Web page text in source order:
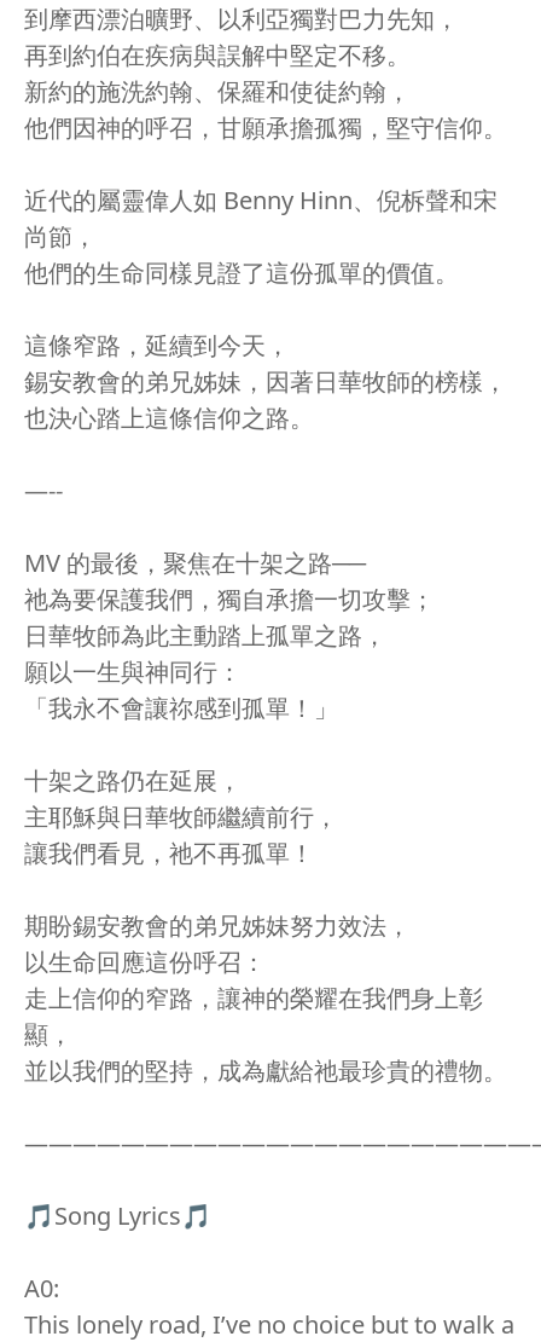
到摩西漂泊曠野、以利亞獨對巴力先知，
再到約伯在疾病與誤解中堅定不移。
新約的施洗約翰、保羅和使徒約翰，
他們因神的呼召，甘願承擔孤獨，堅守信仰。
近代的屬靈偉人如 Benny Hinn、倪柝聲和宋
尚節，
他們的生命同樣見證了這份孤單的價值。
這條窄路，延續到今天，
錫安教會的弟兄姊妹，因著日華牧師的榜樣，
也決心踏上這條信仰之路。
—--
MV 的最後，聚焦在十架之路──
祂為要保護我們，獨自承擔一切攻擊；
日華牧師為此主動踏上孤單之路，
願以一生與神同行：
「我永不會讓祢感到孤單！」
十架之路仍在延展，
主耶穌與日華牧師繼續前行，
讓我們看見，祂不再孤單！
期盼錫安教會的弟兄姊妹努力效法，
以生命回應這份呼召：
走上信仰的窄路，讓神的榮耀在我們身上彰
顯，
並以我們的堅持，成為獻給祂最珍貴的禮物。
🎵Song Lyrics🎵
A0:
This lonely road, I’ve no choice but to walk a